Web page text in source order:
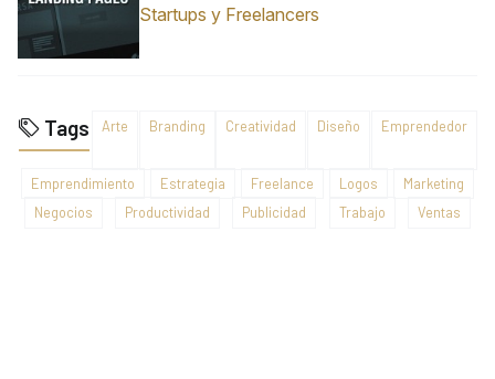
Startups y Freelancers
Tags Arte Branding Creatividad Diseño Emprendedor
Emprendimiento Estrategia Freelance Logos
Marketing
Negocios
Productividad Publicidad Trabajo Ventas